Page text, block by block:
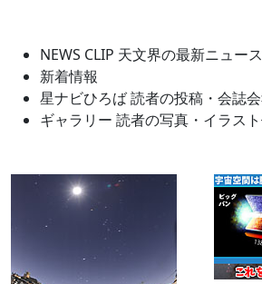
NEWS CLIP 天文界の最新ニュー
新着情報
星ナビひろば 読者の投稿・会誌
ギャラリー 読者の写真・イラス